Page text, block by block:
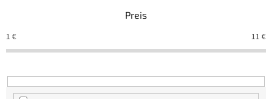
t
s
o
t
Preis
1 € 11 €